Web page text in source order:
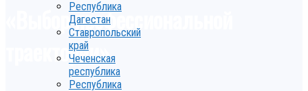
Республика
Дагестан
Ставропольский
край
Чеченская
республика
Республика
«Выбор профессиональной
траектории»